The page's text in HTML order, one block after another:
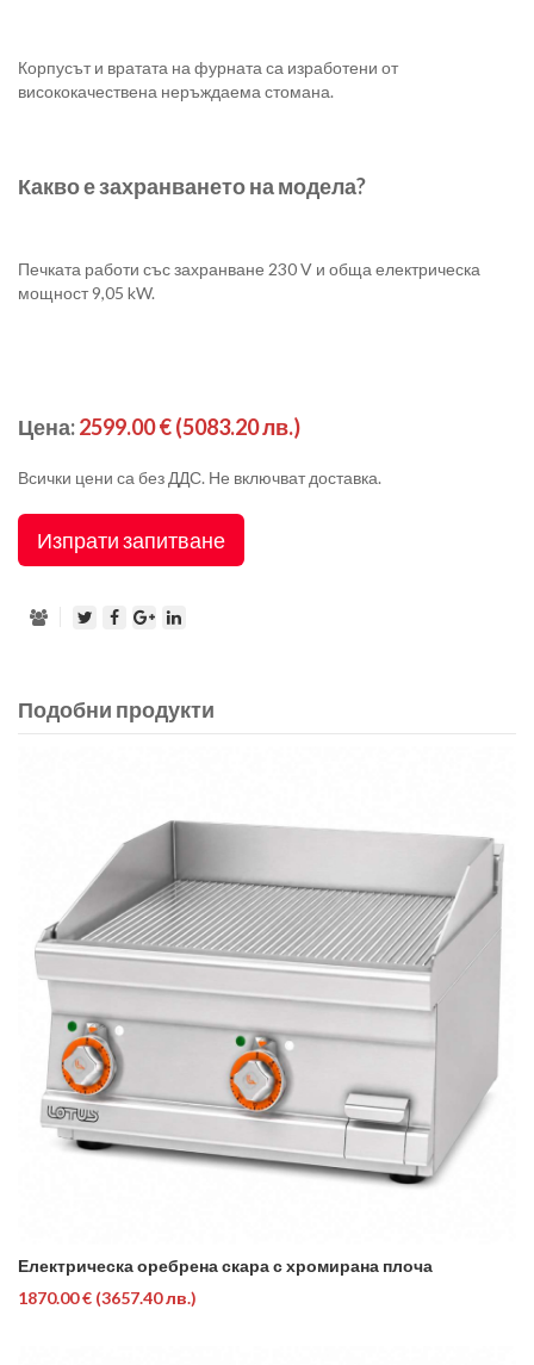
Корпусът и вратата на фурната са изработени от
висококачествена неръждаема стомана.
Какво е захранването на модела?
Печката работи със захранване 230 V и обща електрическа
мощност 9,05 kW.
Цена:2599.00 €(5083.20 лв.)
Всички цени са без ДДС. Не включват доставка.
Изпрати запитване
Подобни продукти
Електрическа оребрена скара с хромирана плоча
1870.00 € (3657.40 лв.)